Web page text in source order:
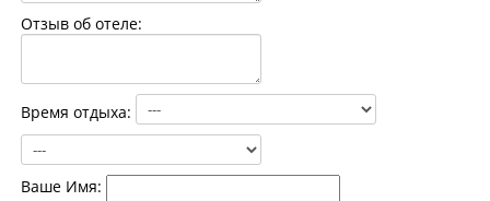
Отзыв об отеле:
Время отдыха:
Ваше Имя: